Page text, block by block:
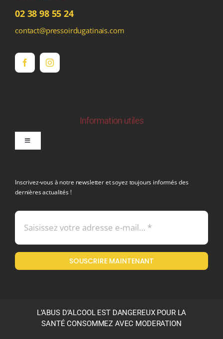
02 38 98 55 24
contact@pressoirdugatinais.com
Information utiles
Toggle
Mentions légales
Politique en matière de remboursements et de retours
Inscrivez-vous à notre newsletter et soyez toujours informés des
dernières actualités !
SOUSCRIRE MAINTENANT
L’ABUS D’ALCOOL EST DANGEREUX POUR LA
SANTÉ CONSOMMEZ AVEC MODERATION